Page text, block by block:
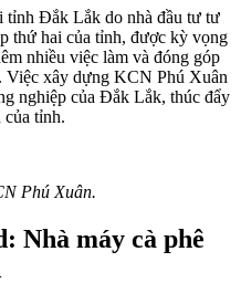
tỉnh Đắk Lắk do nhà đầu tư tư
thứ hai của tỉnh, được kỳ vọng
nhiều việc làm và đóng góp
Việc xây dựng KCN Phú Xuân
nghiệp của Đắk Lắk, thúc đẩy
của tỉnh.
Phú Xuân.
Nhà máy cà phê